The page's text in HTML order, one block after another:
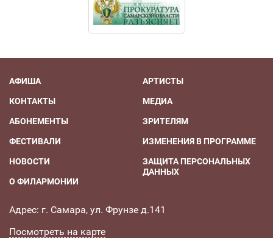
АФИША
КОНТАКТЫ
АБОНЕМЕНТЫ
ФЕСТИВАЛИ
НОВОСТИ
О ФИЛАРМОНИИ
АРТИСТЫ
МЕДИА
ЗРИТЕЛЯМ
ИЗМЕНЕНИЯ В ПРОГРАММЕ
ЗАЩИТА ПЕРСОНАЛЬНЫХ
ДАННЫХ
Адрес: г. Самара, ул. Фрунзе д.141
Посмотреть на карте